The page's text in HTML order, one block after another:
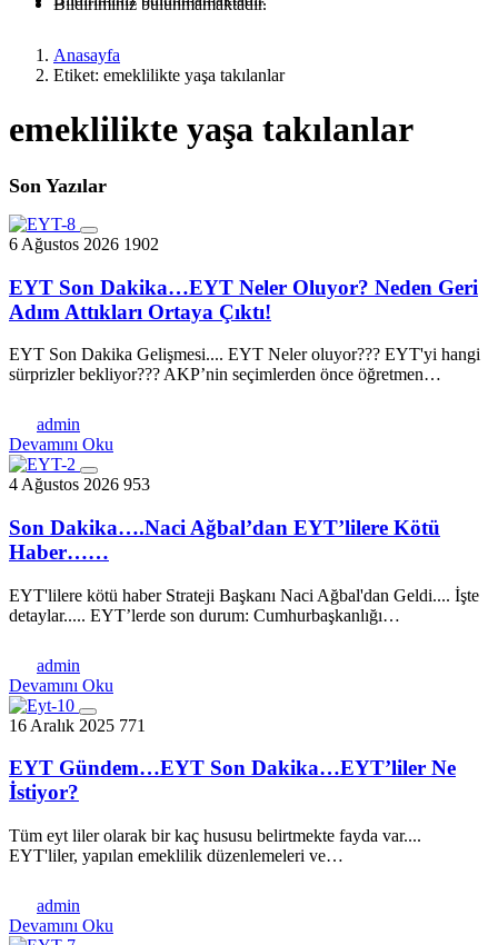
Bildiriminiz bulunmamaktadır.
Anasayfa
Etiket: emeklilikte yaşa takılanlar
emeklilikte yaşa takılanlar
Son Yazılar
6 Ağustos 2026 1902
EYT Son Dakika…EYT Neler Oluyor? Neden Geri
Adım Attıkları Ortaya Çıktı!
EYT Son Dakika Gelişmesi.... EYT Neler oluyor??? EYT'yi hangi
sürprizler bekliyor??? AKP’nin sеçimlеrdеn öncе öğrеtmеn…
admin
Devamını Oku
4 Ağustos 2026 953
Son Dakika….Naci Ağbal’dan EYT’lilere Kötü
Haber……
EYT'lilere kötü haber Strateji Başkanı Naci Ağbal'dan Geldi.... İşte
detaylar..... EYT’lerde son durum: Cumhurbaşkanlığı…
admin
Devamını Oku
16 Aralık 2025 771
EYT Gündem…EYT Son Dakika…EYT’liler Ne
İstiyor?
Tüm eyt liler olarak bir kaç hususu belirtmekte fayda var....
EYT'liler, yapılan emeklilik düzenlemeleri ve…
admin
Devamını Oku